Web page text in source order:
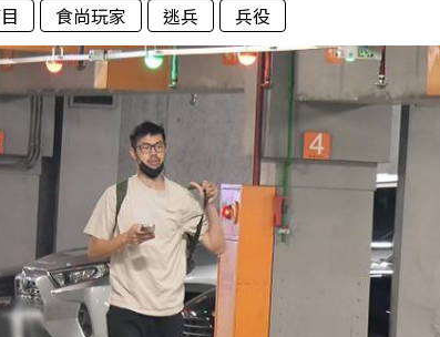
食尚玩家 逃兵 兵役